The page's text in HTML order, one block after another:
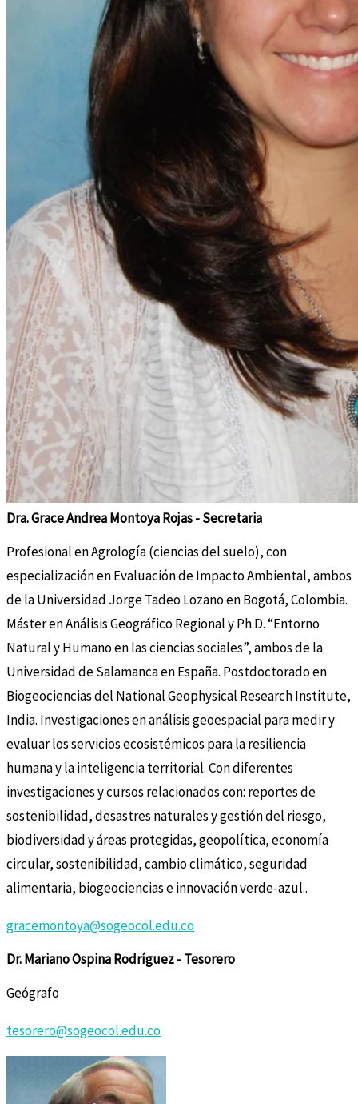
Dra. Grace Andrea Montoya Rojas - Secretaria
Profesional en Agrología (ciencias del suelo), con
especialización en Evaluación de Impacto Ambiental, ambos
de la Universidad Jorge Tadeo Lozano en Bogotá, Colombia.
Máster en Análisis Geográfico Regional y Ph.D. “Entorno
Natural y Humano en las ciencias sociales”, ambos de la
Universidad de Salamanca en España. Postdoctorado en
Biogeociencias del National Geophysical Research Institute,
India. Investigaciones en análisis geoespacial para medir y
evaluar los servicios ecosistémicos para la resiliencia
humana y la inteligencia territorial. Con diferentes
investigaciones y cursos relacionados con: reportes de
sostenibilidad, desastres naturales y gestión del riesgo,
biodiversidad y áreas protegidas, geopolítica, economía
circular, sostenibilidad, cambio climático, seguridad
alimentaria, biogeociencias e innovación verde-azul..
gracemontoya@sogeocol.edu.co
Dr. Mariano Ospina Rodríguez - Tesorero
Geógrafo
tesorero@sogeocol.edu.co